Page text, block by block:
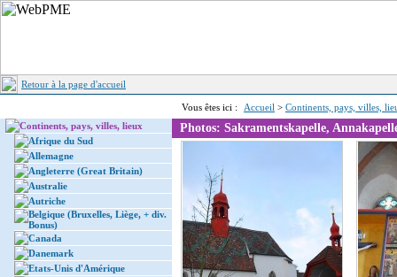
Retour à la page d'accueil
Vous êtes ici : Accueil > Continents, pays, villes,
Continents, pays, villes, lieux
Afrique du Sud
Allemagne
Angleterre (Great Britain)
Australie
Autriche
Belgique (Bruxelles, Liège, + div.
Bonus)
Canada
Danemark
Etats-Unis d'Amérique
Photos: Sakramentskapelle,